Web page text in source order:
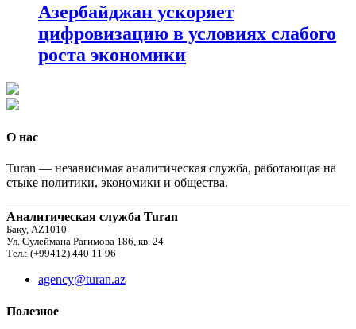
Азербайджан ускоряет
цифровизацию в условиях слабого
роста экономики
О нас
Turan — независимая аналитическая служба, работающая на
стыке политики, экономики и общества.
Аналитическая служба Turan
Баку, AZ1010
Ул. Сулеймана Рагимова 186, кв. 24
Тел.: (+99412) 440 11 96
agency@turan.az
Полезное